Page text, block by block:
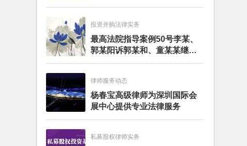
投资并购法律实务
最高法院指导案例50号李某、
郭某阳诉郭某和、童某某继承
纠纷案
律师服务动态
杨春宝高级律师为深圳国际会
展中心提供专业法律服务
私募股权律师实务